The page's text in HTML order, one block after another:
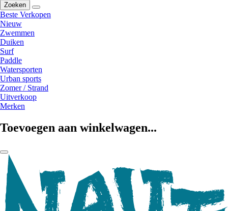
Zoeken
Beste Verkopen
Nieuw
Zwemmen
Duiken
Surf
Paddle
Watersporten
Urban sports
Zomer / Strand
Uitverkoop
Merken
Toevoegen aan winkelwagen...